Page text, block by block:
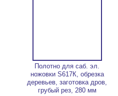
Полотно для саб. эл.
ножовки S617К, обрезка
деревьев, заготовка дров,
грубый рез, 280 мм